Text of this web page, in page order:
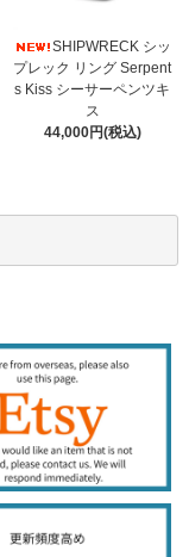
SHIPWRECK シッ
プレック リング Serpent
s Kiss シーサーペンツキ
ス
44,000円(税込)